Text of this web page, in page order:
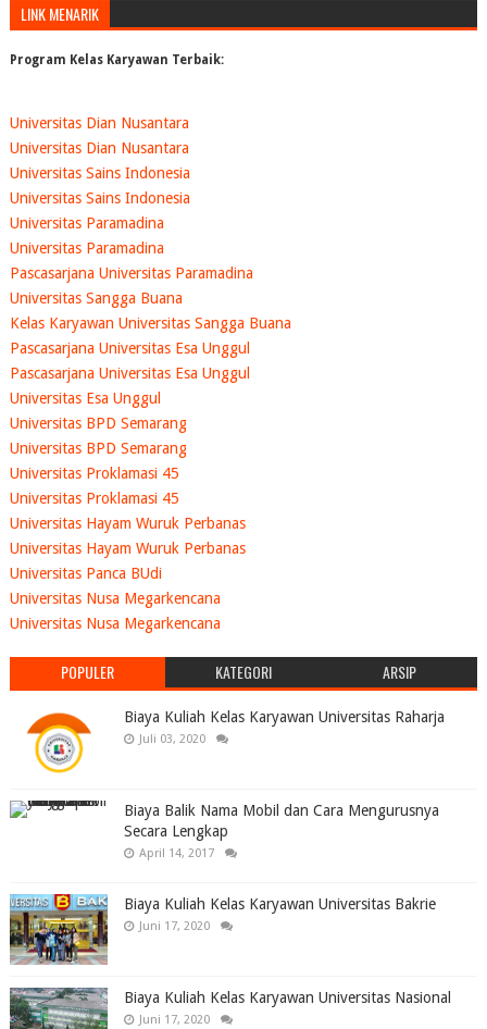
LINK MENARIK
Program Kelas Karyawan Terbaik:
Universitas Dian Nusantara
Universitas Dian Nusantara
Universitas Sains Indonesia
Universitas Sains Indonesia
Universitas Paramadina
Universitas Paramadina
Pascasarjana Universitas Paramadina
Universitas Sangga Buana
Kelas Karyawan Universitas Sangga Buana
Pascasarjana Universitas Esa Unggul
Pascasarjana Universitas Esa Unggul
Universitas Esa Unggul
Universitas BPD Semarang
Universitas BPD Semarang
Universitas Proklamasi 45
Universitas Proklamasi 45
Universitas Hayam Wuruk Perbanas
Universitas Hayam Wuruk Perbanas
Universitas Panca BUdi
Universitas Nusa Megarkencana
Universitas Nusa Megarkencana
POPULER KATEGORI ARSIP
Biaya Kuliah Kelas Karyawan Universitas Raharja
Juli 03, 2020
Biaya Balik Nama Mobil dan Cara Mengurusnya
Secara Lengkap
April 14, 2017
Biaya Kuliah Kelas Karyawan Universitas Bakrie
Juni 17, 2020
Biaya Kuliah Kelas Karyawan Universitas Nasional
Juni 17, 2020